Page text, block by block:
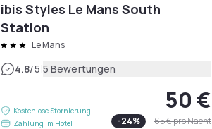
ibis Styles Le Mans South
Station
Le Mans
4.8/5|5 Bewertungen
Kostenlose Stornierung
Zahlung im Hotel
50 €
-24% 65 €pro Nacht